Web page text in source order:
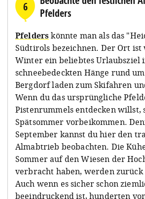
6
Pfelders
Pfelders könnte man als das
Südtirols bezeichnen. Der Ort
Winter ein beliebtes Urlaubsziel
schneebedeckten Hänge rund
Bergdorf laden zum Skifahren
Wenn du das ursprüngliche
Pistenrummels entdecken willst,
Spätsommer vorbeikommen.
September kannst du hier den
Almabtrieb beobachten. Die
Sommer auf den Wiesen der
verbracht haben, werden
Auch wenn es sicher schon
beeindruckend ist, hunderten